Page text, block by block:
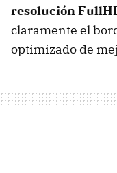
resolución
claramente el
optimizado de